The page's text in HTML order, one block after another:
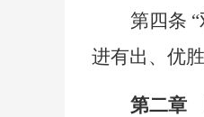
第四条
进有出、优
第二章